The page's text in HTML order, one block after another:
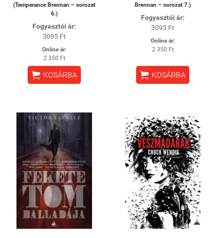
(Temperance Brennan – sorozat
6.)
Fogyasztói ár:
3095 Ft
Online ár:
2 350 Ft
 KOSÁRBA
Brennan – sorozat 7.)
Fogyasztói ár:
3095 Ft
Online ár:
2 350 Ft
 KOSÁRBA